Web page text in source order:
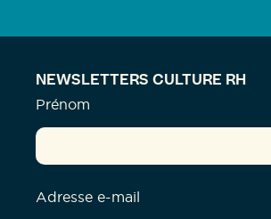
NEWSLETTERS CULTURE RH
Prénom
Adresse e-mail